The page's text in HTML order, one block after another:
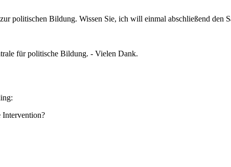
politischen Bildung. Wissen Sie, ich will einmal abschließend
für politische Bildung. - Vielen Dank.
Intervention?